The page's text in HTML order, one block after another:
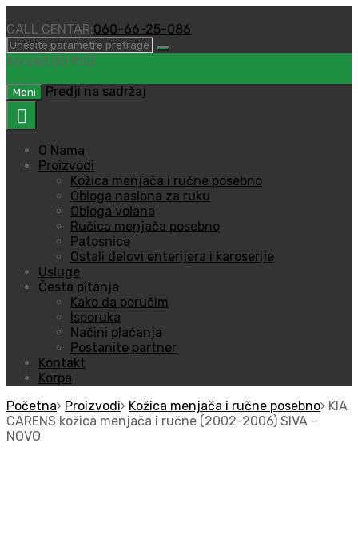
CALL CENTAR:060-66-25-086
Korpa0,00 RSD
Meni Predji na sadržaj
O Nama
Proizvodi
Kožica menjača i ručne posebno
Obloga naslona za ruku
Obloga volana
Ručica menjača posebno
Patosnice
Ostali delovi enterijera i karoserije
Usluge
Česta pitanja
Kako da poručim
Isporuka
Načini plaćanja
Postanite partner
Kontakt
Korpa
Početna
Proizvodi Kožica menjača i ručne posebno KIA
CARENS kožica menjača i ručne (2002-2006) SIVA –
NOVO